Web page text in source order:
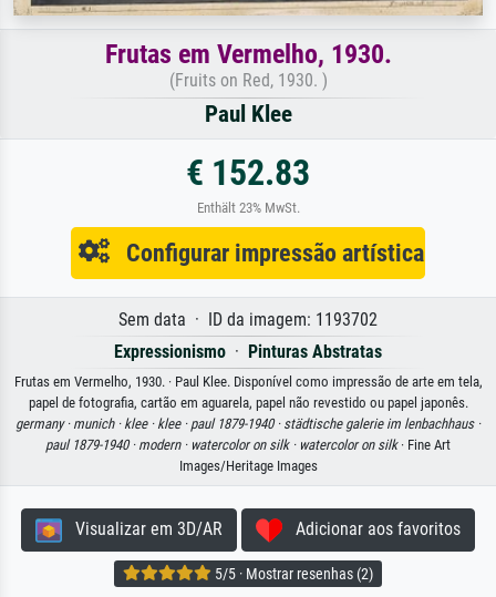
Frutas em Vermelho, 1930.
(Fruits on Red, 1930. )
Paul Klee
€ 152.83
Enthält 23% MwSt.
Configurar impressão artística
Sem data · ID da imagem: 1193702
Expressionismo · Pinturas Abstratas
Frutas em Vermelho, 1930. · Paul Klee. Disponível como impressão de arte em tela,
papel de fotografia, cartão em aguarela, papel não revestido ou papel japonês.
germany · munich · klee · klee · paul 1879-1940 · städtische galerie im lenbachhaus ·
paul 1879-1940 · modern · watercolor on silk · watercolor on silk· Fine Art
Images/Heritage Images
Visualizar em 3D/AR Adicionar aos favoritos
5/5 · Mostrar resenhas (2)